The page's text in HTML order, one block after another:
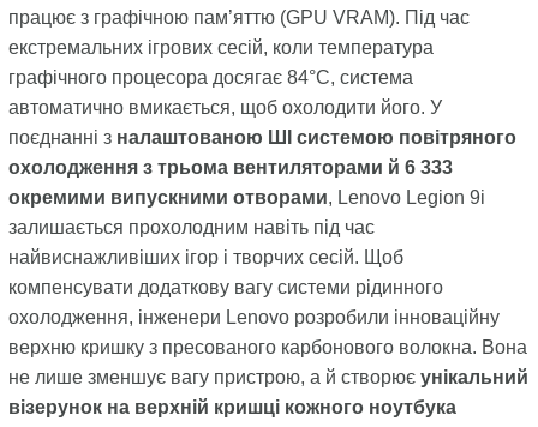
працює з графічною пам’яттю (GPU VRAM). Під час
екстремальних ігрових сесій, коли температура
графічного процесора досягає 84°C, система
автоматично вмикається, щоб охолодити його. У
поєднанні з налаштованою ШІ системою повітряного
охолодження з трьома вентиляторами й 6 333
окремими випускними отворами, Lenovo Legion 9i
залишається прохолодним навіть під час
найвиснажливіших ігор і творчих сесій. Щоб
компенсувати додаткову вагу системи рідинного
охолодження, інженери Lenovo розробили інноваційну
верхню кришку з пресованого карбонового волокна. Вона
не лише зменшує вагу пристрою, а й створюєунікальний
візерунок на верхній кришці кожного ноутбука